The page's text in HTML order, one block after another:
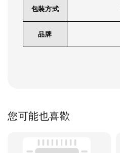
包裝方式
品牌
您可能也喜歡